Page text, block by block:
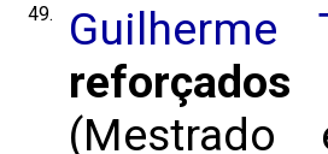
49.
Guilherme
(Mestrado